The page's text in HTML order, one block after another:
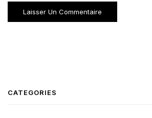
CATEGORIES